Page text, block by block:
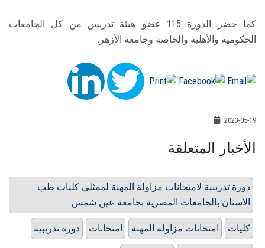
كما حضر الدورة 115 عضو هيئة تدريس من كل الجامعات
الحكومية والأهلية والخاصة وجامعة الأزهر.
2023-05-19
الأخبار المتعلقة
دورة تدريبية لامتحانات مزاولة المهنة لممثلي كليات طب
الأسنان بالجامعات المصرية بجامعة عين شمس
دوره تدريبية امتحانات امتحانات مزاولة المهنة كليات